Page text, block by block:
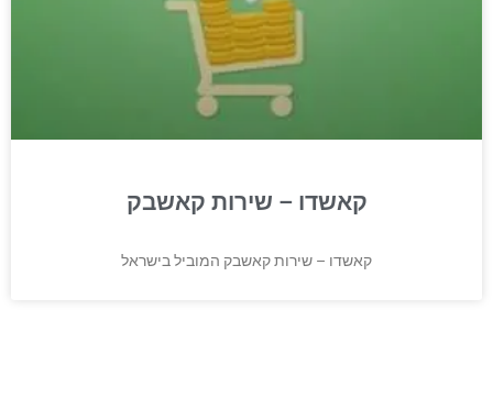
קאשדו – שירות קאשבק
קאשדו – שירות קאשבק המוביל בישראל